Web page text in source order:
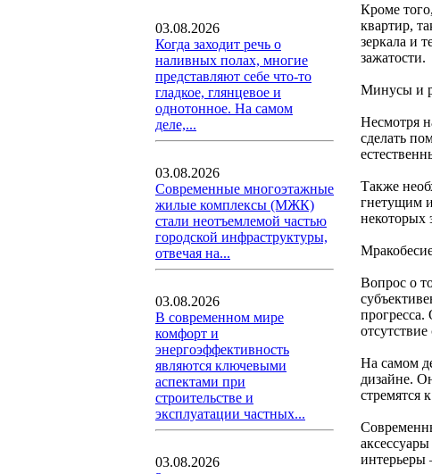
03.08.2026
Когда заходит речь о
наливных полах, многие
представляют себе что-то
гладкое, глянцевое и
однотонное. На самом
деле,...
03.08.2026
Современные многоэтажные
жилые комплексы (МЖК)
стали неотъемлемой частью
городской инфраструктуры,
отвечая на...
03.08.2026
В современном мире
комфорт и
энергоэффективность
являются ключевыми
аспектами при
строительстве и
эксплуатации частных...
03.08.2026
Кроме
квартир,
зеркала и
зажатости.
Минусы и
Несмотря
сделать
Также
гнетущим
некоторых
Вопрос о
прогресса.
отсутствие
На самом
дизайне.
стремятся
интерьеры